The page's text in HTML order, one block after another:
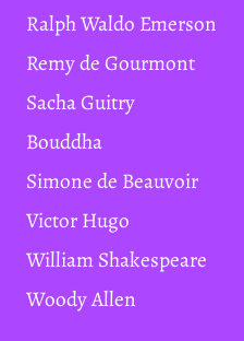
Ralph Waldo Emerson
Remy de Gourmont
Sacha Guitry
Bouddha
Simone de Beauvoir
Victor Hugo
William Shakespeare
Woody Allen